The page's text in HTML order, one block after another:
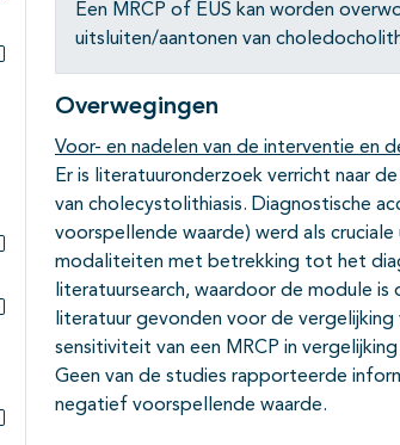
Subpagina's open- en dichtklappen
Subpagina's open- en dichtklappen
Subpagina's open- en dichtklappen
Een MRCP of EUS kan worden
uitsluiten/aantonen van
Overwegingen
Voor- en nadelen van de interventie en
Er is literatuuronderzoek verricht naar
van cholecystolithiasis. Diagnostische
voorspellende waarde) werd als
modaliteiten met betrekking tot het
literatuursearch, waardoor de module is
literatuur gevonden voor de vergelijking
sensitiviteit van een MRCP in
Geen van de studies rapporteerde
negatief voorspellende waarde.